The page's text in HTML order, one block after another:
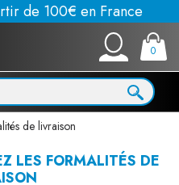
de 100€ en France
0
de livraison
LES FORMALITÉS DE